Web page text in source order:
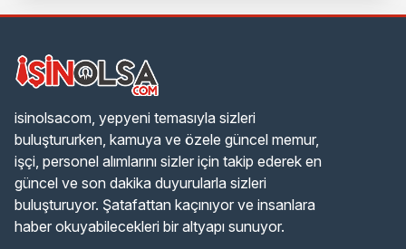
isinolsacom, yepyeni temasıyla sizleri
buluştururken, kamuya ve özele güncel memur,
işçi, personel alımlarını sizler için takip ederek en
güncel ve son dakika duyurularla sizleri
buluşturuyor. Şatafattan kaçınıyor ve insanlara
haber okuyabilecekleri bir altyapı sunuyor.